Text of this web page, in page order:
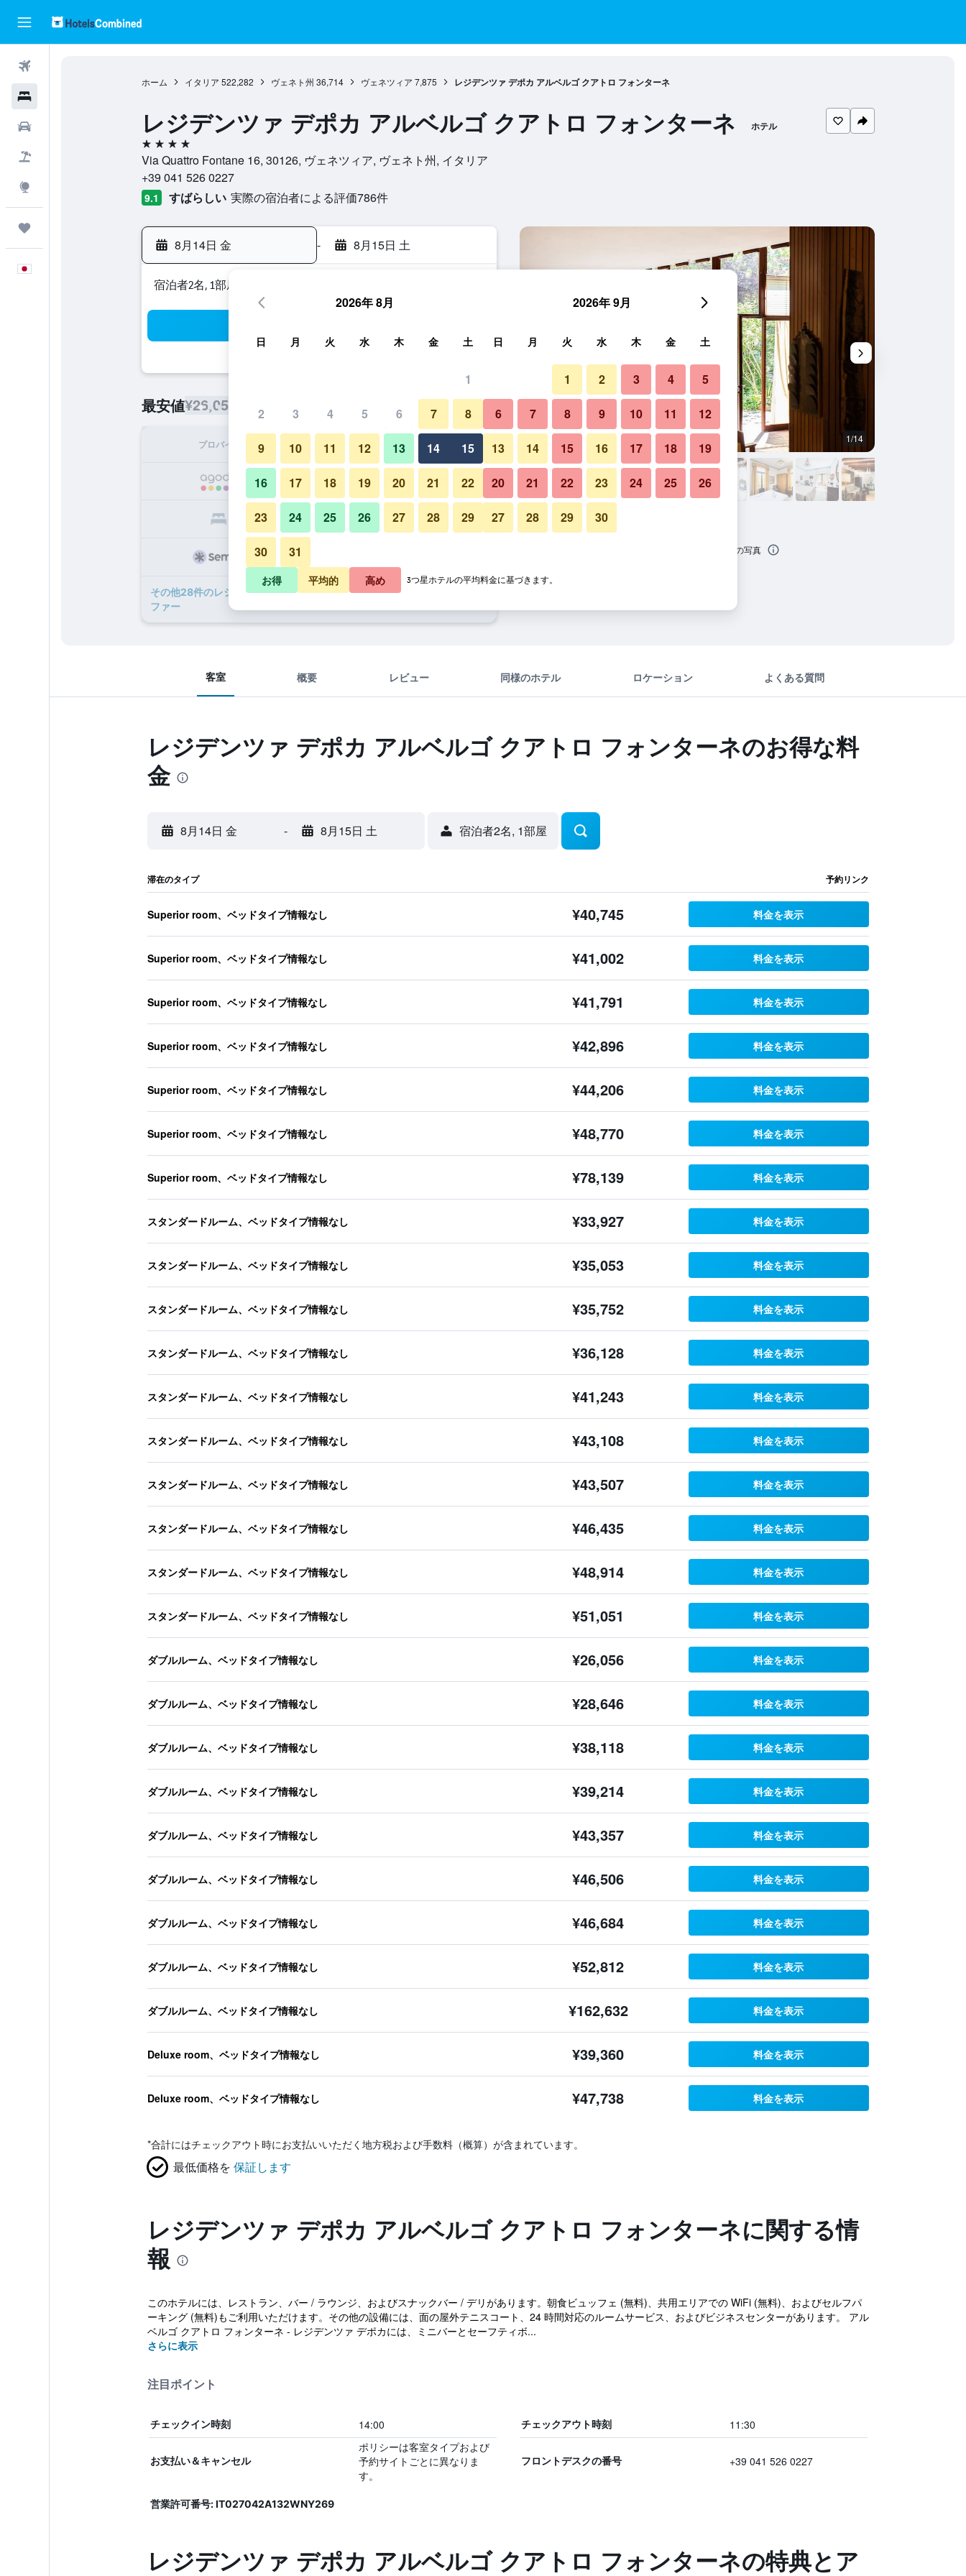
ホーム イタリア 522,282 ヴェネト州 36,714 ヴェネツィア 7,875 レジデンツァ デポカ アルベルゴ クアトロ フォンターネ
レジデンツァ デポカ アルベルゴ クアトロ フォンターネ ホテル
4つ星
Via Quattro Fontane 16, 30126, ヴェネツィア, ヴェネト州, イタリア
+39 041 526 0227
9.1 すばらしい 実際の宿泊者による評価786​件
8月14日 金 - 8月15日 土
宿泊者2名, 1​部屋
最安値¥26,056
プロバイダ 1泊あたり合計
¥26,056 プランを見る
¥28,646 プランを見る
​その他28​件のレジデンツァ デポカ アルベルゴ クアトロ フォンターネのオ
ファー
リビングルーム 1/14
レジデンツァ デポカ アルベルゴ クアトロ フォンターネの写真
客室 概要 レビュー 同様のホテル ロケーション よくある質問
レジデンツァ デポカ アルベルゴ クアトロ フォンターネのお得な料
金
8月14日 金 - 8月15日 土 宿泊者2名, 1​部屋
滞在のタイプ 予約リンク
Superior room、ベッドタイプ情報なし ¥40,745 料金を表示
Superior room、ベッドタイプ情報なし ¥41,002 料金を表示
Superior room、ベッドタイプ情報なし ¥41,791 料金を表示
Superior room、ベッドタイプ情報なし ¥42,896 料金を表示
Superior room、ベッドタイプ情報なし ¥44,206 料金を表示
Superior room、ベッドタイプ情報なし ¥48,770 料金を表示
Superior room、ベッドタイプ情報なし ¥78,139 料金を表示
スタンダードルーム、ベッドタイプ情報なし ¥33,927 料金を表示
スタンダードルーム、ベッドタイプ情報なし ¥35,053 料金を表示
スタンダードルーム、ベッドタイプ情報なし ¥35,752 料金を表示
スタンダードルーム、ベッドタイプ情報なし ¥36,128 料金を表示
スタンダードルーム、ベッドタイプ情報なし ¥41,243 料金を表示
スタンダードルーム、ベッドタイプ情報なし ¥43,108 料金を表示
スタンダードルーム、ベッドタイプ情報なし ¥43,507 料金を表示
スタンダードルーム、ベッドタイプ情報なし ¥46,435 料金を表示
スタンダードルーム、ベッドタイプ情報なし ¥48,914 料金を表示
スタンダードルーム、ベッドタイプ情報なし ¥51,051 料金を表示
ダブルルーム、ベッドタイプ情報なし ¥26,056 料金を表示
ダブルルーム、ベッドタイプ情報なし ¥28,646 料金を表示
ダブルルーム、ベッドタイプ情報なし ¥38,118 料金を表示
ダブルルーム、ベッドタイプ情報なし ¥39,214 料金を表示
ダブルルーム、ベッドタイプ情報なし ¥43,357 料金を表示
ダブルルーム、ベッドタイプ情報なし ¥46,506 料金を表示
ダブルルーム、ベッドタイプ情報なし ¥46,684 料金を表示
ダブルルーム、ベッドタイプ情報なし ¥52,812 料金を表示
ダブルルーム、ベッドタイプ情報なし ¥162,632 料金を表示
Deluxe room、ベッドタイプ情報なし ¥39,360 料金を表示
Deluxe room、ベッドタイプ情報なし ¥47,738 料金を表示
*合計にはチェックアウト時にお支払いいただく地方税および手数料（概算）が含まれています。
最低価格を 保証します
レジデンツァ デポカ アルベルゴ クアトロ フォンターネに関する情
報
このホテルには、レストラン、バー / ラウンジ、およびスナックバー / デリがあります。朝食ビュッフェ (無料)、共用エリアでの WiFi (無料)、およびセルフパ
ーキング (無料)もご利用いただけます。その他の設備には、面の屋外テニスコート、24 時間対応のルームサービス、およびビジネスセンターがあります。 アル
ベルゴ クアトロ フォンターネ - レジデンツァ デポカには、ミニバーとセーフティボ...
さらに表示
注目ポイント
チェックイン時刻 14:00 チェックアウト時刻 11:30
お支払い＆キャンセル
ポリシーは客室タイプおよび
予約サイトごとに異なりま
す。
フロントデスクの番号 +39 041 526 0227
営業許可番号: IT027042A132WNY269
レジデンツァ デポカ アルベルゴ クアトロ フォンターネの特典とア
2026年 8月
日 月 火 水 木 金 土
1
2 3 4 5 6 7 8
9 10 11 12 13 14 15
16 17 18 19 20 21 22
23 24 25 26 27 28 29
30 31
2026年 9月
日 月 火 水 木 金 土
1 2 3 4 5
6 7 8 9 10 11 12
13 14 15 16 17 18 19
20 21 22 23 24 25 26
27 28 29 30
お得 平均的 高め 3つ星ホテルの平均料金に基づきます。